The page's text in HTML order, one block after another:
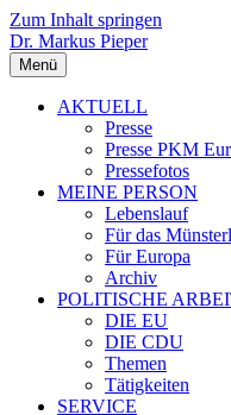
Zum Inhalt springen
Dr. Markus Pieper
Menü
AKTUELL
Presse
Presse PKM
Pressefotos
MEINE PERSON
Lebenslauf
Für das
Für Europa
Archiv
POLITISCHE
DIE EU
DIE CDU
Themen
Tätigkeiten
SERVICE